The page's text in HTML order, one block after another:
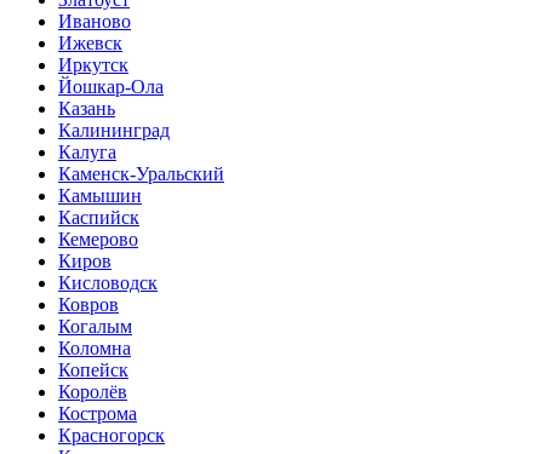
Иваново
Ижевск
Иркутск
Йошкар-Ола
Казань
Калининград
Калуга
Каменск-Уральский
Камышин
Каспийск
Кемерово
Киров
Кисловодск
Ковров
Когалым
Коломна
Копейск
Королёв
Кострома
Красногорск